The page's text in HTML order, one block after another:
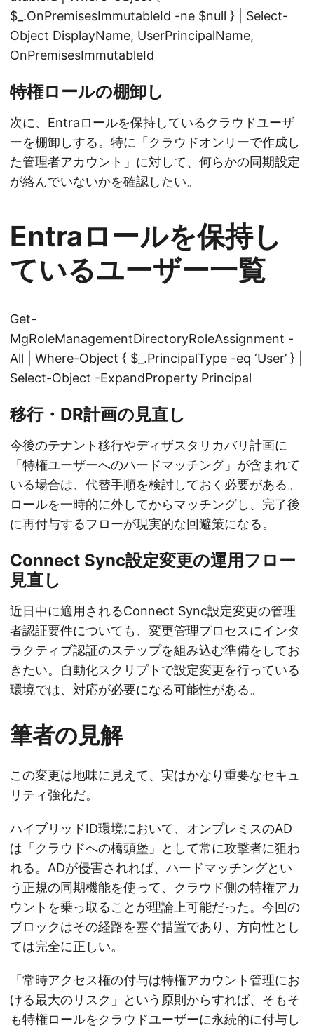
$_.OnPremisesImmutableId -ne $null } | Select-
Object DisplayName, UserPrincipalName,
OnPremisesImmutableId
特権ロールの棚卸し
次に、Entraロールを保持しているクラウドユーザ
ーを棚卸しする。特に「クラウドオンリーで作成し
た管理者アカウント」に対して、何らかの同期設定
が絡んでいないかを確認したい。
Entraロールを保持し
ているユーザー一覧
Get-
MgRoleManagementDirectoryRoleAssignment -
All | Where-Object { $_.PrincipalType -eq ‘User’ } |
Select-Object -ExpandProperty Principal
移行・DR計画の見直し
今後のテナント移行やディザスタリカバリ計画に
「特権ユーザーへのハードマッチング」が含まれて
いる場合は、代替手順を検討しておく必要がある。
ロールを一時的に外してからマッチングし、完了後
に再付与するフローが現実的な回避策になる。
Connect Sync設定変更の運用フロー
見直し
近日中に適用されるConnect Sync設定変更の管理
者認証要件についても、変更管理プロセスにインタ
ラクティブ認証のステップを組み込む準備をしてお
きたい。自動化スクリプトで設定変更を行っている
環境では、対応が必要になる可能性がある。
筆者の見解
この変更は地味に見えて、実はかなり重要なセキュ
リティ強化だ。
ハイブリッドID環境において、オンプレミスのAD
は「クラウドへの橋頭堡」として常に攻撃者に狙わ
れる。ADが侵害されれば、ハードマッチングとい
う正規の同期機能を使って、クラウド側の特権アカ
ウントを乗っ取ることが理論上可能だった。今回の
ブロックはその経路を塞ぐ措置であり、方向性とし
ては完全に正しい。
「常時アクセス権の付与は特権アカウント管理にお
ける最大のリスク」という原則からすれば、そもそ
も特権ロールをクラウドユーザーに永続的に付与し